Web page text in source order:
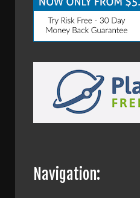
Navigation: